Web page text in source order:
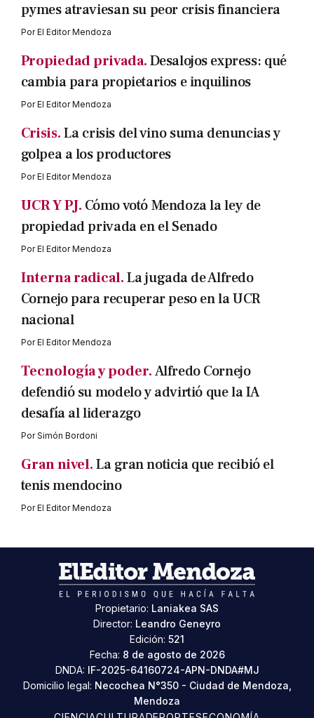
pymes atraviesan su peor crisis financiera
PorEl Editor Mendoza
Propiedad privada.Desalojos express: qué
cambia para propietarios e inquilinos
PorEl Editor Mendoza
Crisis.La crisis del vino suma denuncias y
golpea a los productores
PorEl Editor Mendoza
UCR Y PJ. Cómo votó Mendoza la ley de
propiedad privada en el Senado
PorEl Editor Mendoza
Interna radical.La jugada de Alfredo
Cornejo para recuperar peso en la UCR
nacional
PorEl Editor Mendoza
Tecnología y poder.Alfredo Cornejo
defendió su modelo y advirtió que la IA
desafía al liderazgo
PorSimón Bordoni
Gran nivel.La gran noticia que recibió el
tenis mendocino
PorEl Editor Mendoza
Propietario: Laniakea SAS
Director: Leandro Geneyro
Edición: 521
Fecha: 8 de agosto de 2026
DNDA: IF-2025-64160724-APN-DNDA#MJ
Domicilio legal: Necochea N°350 - Ciudad de Mendoza,
Mendoza